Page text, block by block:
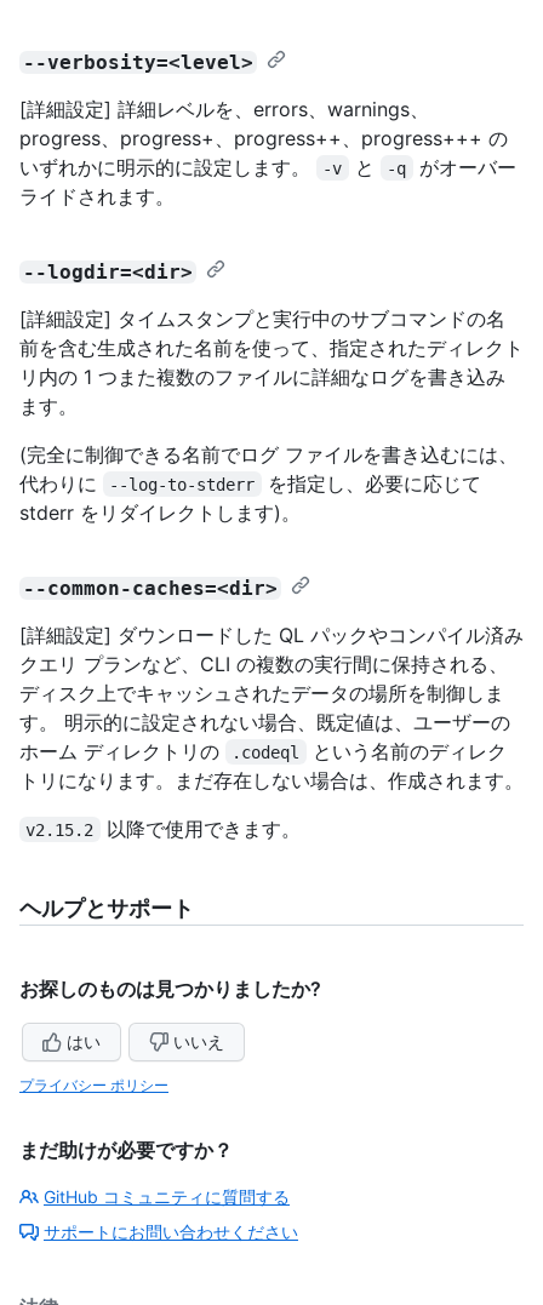
--verbosity=<level>
[詳細設定] 詳細レベルを、errors、warnings、
progress、progress+、progress++、progress+++ の
いずれかに明示的に設定します。
-v と -q
がオーバー
ライドされます。
--logdir=<dir>
[詳細設定] タイムスタンプと実行中のサブコマンドの名
前を含む生成された名前を使って、指定されたディレクト
リ内の 1 つまた複数のファイルに詳細なログを書き込み
ます。
(完全に制御できる名前でログ ファイルを書き込むには、
代わりに
--log-to-stderr
を指定し、必要に応じて
stderr をリダイレクトします)。
--common-caches=<dir>
[詳細設定] ダウンロードした QL パックやコンパイル済み
クエリ プランなど、CLI の複数の実行間に保持される、
ディスク上でキャッシュされたデータの場所を制御しま
す。 明示的に設定されない場合、既定値は、ユーザーの
ホーム ディレクトリの
.codeql
という名前のディレク
トリになります。まだ存在しない場合は、作成されます。
v2.15.2 以降で使用できます。
ヘルプとサポート
お探しのものは見つかりましたか?
はい いいえ
プライバシー ポリシー
まだ助けが必要ですか？
GitHub コミュニティに質問する
サポートにお問い合わせください